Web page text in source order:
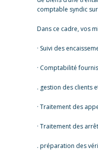
comptable syndic
Dans ce cadre, vos
· Suivi des
· Comptabilité
. gestion des clients
· Traitement des
· Traitement des
. préparation des